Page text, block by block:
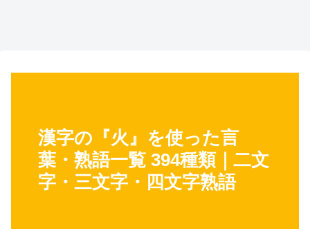
漢字の『火』を使った言
葉・熟語一覧 394種類｜二文
字・三文字・四文字熟語